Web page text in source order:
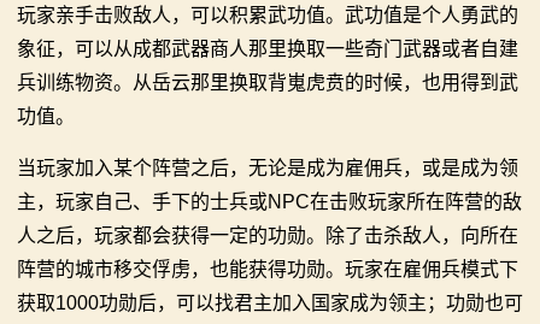
玩家亲手击败敌人，可以积累武功值。武功值是个人勇武的
象征，可以从成都武器商人那里换取一些奇门武器或者自建
兵训练物资。从岳云那里换取背嵬虎贲的时候，也用得到武
功值。
当玩家加入某个阵营之后，无论是成为雇佣兵，或是成为领
主，玩家自己、手下的士兵或NPC在击败玩家所在阵营的敌
人之后，玩家都会获得一定的功勋。除了击杀敌人，向所在
阵营的城市移交俘虏，也能获得功勋。玩家在雇佣兵模式下
获取1000功勋后，可以找君主加入国家成为领主；功勋也可